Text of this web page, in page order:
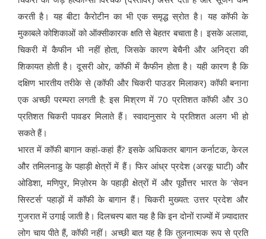
करती है। यह बीटा कैरोटीन का भी एक समृद्ध स्रोत है। यह कॉफी के
मुकाबले कोशिकाओं को ऑक्सीकारक क्षति से बेहतर बचाता है। इसके अलावा,
चिकरी में कैफीन भी नहीं होता, जिसके कारण बेचैनी और अनिद्रा की
शिकायत होती है। दूसरी ओर, कॉफी में कैफीन होता है। यही कारण है कि
दक्षिण भारतीय तरीके से (कॉफी और चिकरी पाउडर मिलाकर) कॉफी बनाना
एक अच्छी परम्परा लगती है: इस मिश्रण में 70 प्रतिशत कॉफी और 30
प्रतिशत चिकरी पावडर मिलाते हैं। स्वादानुसार ये प्रतिशत अलग भी हो
सकते हैं।
भारत में कॉफी बागान कहां-कहां हैं? इसके अधिकतर बागान कर्नाटक, केरल
और तमिलनाडु के पहाड़ी क्षेत्रों में हैं। फिर आंध्र प्रदेश (अरकू घाटी) और
ओडिशा, मणिपुर, मिज़ोरम के पहाड़ी क्षेत्रों में और पूर्वोत्तर भारत के ‘सेवन
सिस्टर्स' पहाड़ों में कॉफी के बागान हैं। चिकरी मुख्यत: उत्तर प्रदेश और
गुजरात में उगाई जाती है। दिलचस्प बात यह है कि इन दोनों राज्यों में ज़्यादातर
लोग चाय पीते हैं, कॉफी नहीं। अच्छी बात यह है कि तुलनात्मक रूप से प्रति